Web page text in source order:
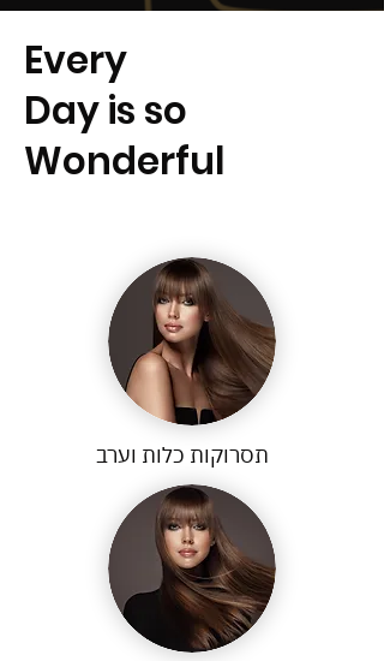
Every
Day is so
Wonderful
תסרוקות כלות וערב